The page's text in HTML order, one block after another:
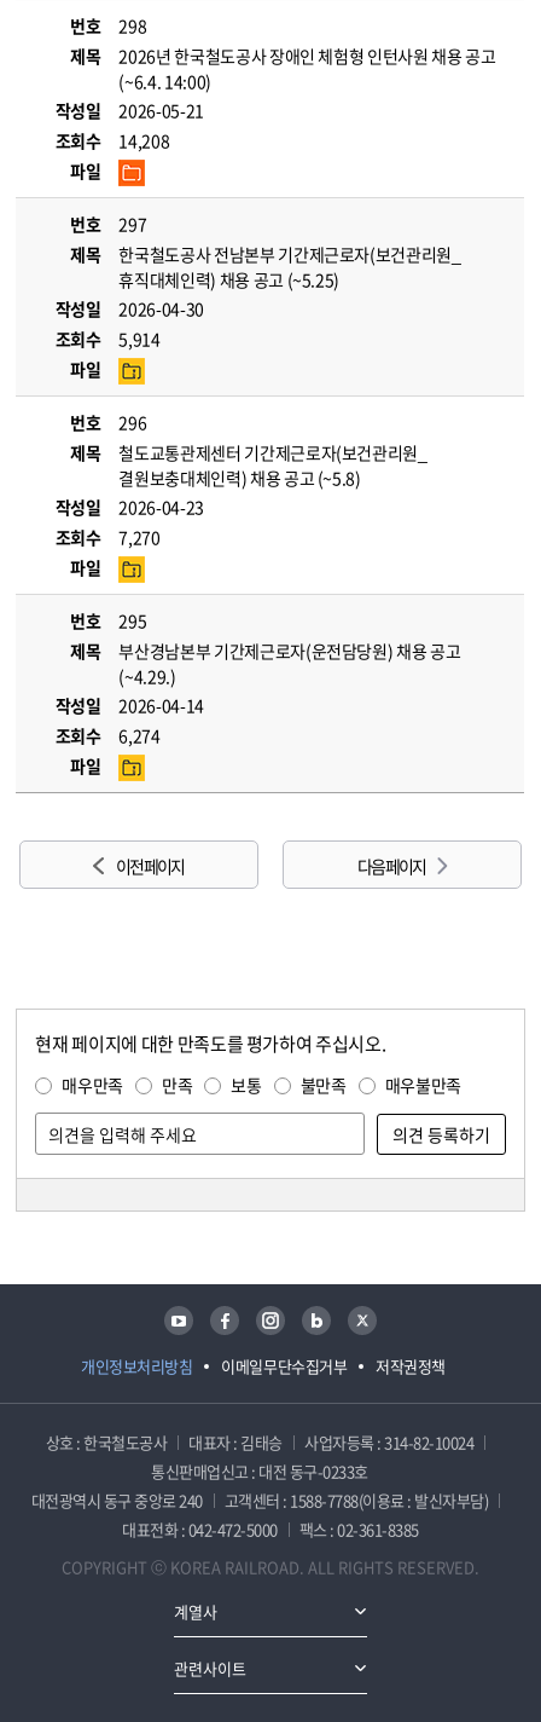
번호
298
제목
2026년 한국철도공사 장애인 체험형 인턴사원 채용 공고
(~6.4. 14:00)
작성일
2026-05-21
조회수
14,208
파일
번호
297
제목
한국철도공사 전남본부 기간제근로자(보건관리원_
휴직대체인력) 채용 공고 (~5.25)
작성일
2026-04-30
조회수
5,914
파일
번호
296
제목
철도교통관제센터 기간제근로자(보건관리원_
결원보충대체인력) 채용 공고 (~5.8)
작성일
2026-04-23
조회수
7,270
파일
번호
295
제목
부산경남본부 기간제근로자(운전담당원) 채용 공고
(~4.29.)
작성일
2026-04-14
조회수
6,274
파일
이전 페이지 다음 페이지
현재 페이지에 대한 만족도를 평가하여 주십시오.
매우만족 만족 보통 불만족 매우불만족
개인정보처리방침 이메일무단수집거부 저작권정책
유튜브 페이스북 인스타그램 블로그 트위터
상호 : 한국철도공사 대표자 : 김태승
사업자등록 : 314-82-10024
통신판매업신고 : 대전 동구-0233호
대전광역시 동구 중앙로 240
고객센터 : 1588-7788(이용료 : 발신자부담)
대표전화 : 042-472-5000
팩스 : 02-361-8385
COPYRIGHT ⓒ KOREA RAILROAD. ALL RIGHTS RESERVED.
계열사
관련사이트